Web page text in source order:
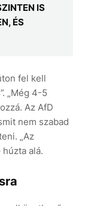
IS
ÉS
fel kell
„Még 4-5
Az AfD
nem szabad
„Az
alá.